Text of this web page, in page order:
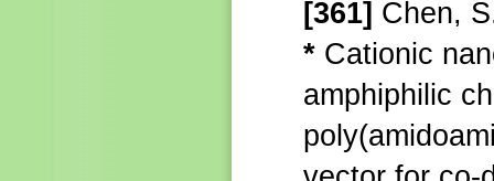
[361] Chen,
* Cationic
amphiphilic